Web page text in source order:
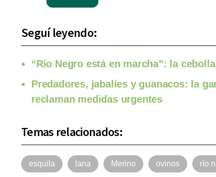
Seguí leyendo:
“Río Negro está en marcha”: la
Predadores, jabalíes y guanacos: la
reclaman medidas urgentes
Temas relacionados:
esquila lana Merino ovinos río